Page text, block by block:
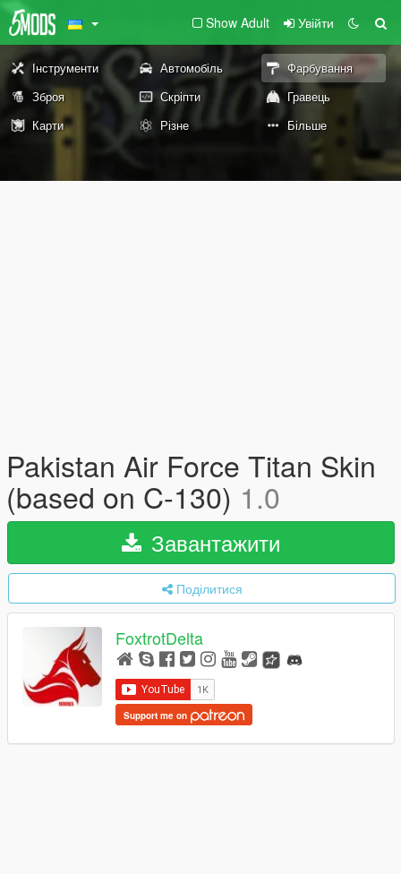
Show Adult Увійти
Інструменти Автомобіль
Фарбування
Зброя
Скріпти
Гравець
Карти
Різне Більше
Pakistan Air Force Titan Skin
(based on C-130) 1.0
Завантажити
Поділитися
FoxtrotDelta
Support me on